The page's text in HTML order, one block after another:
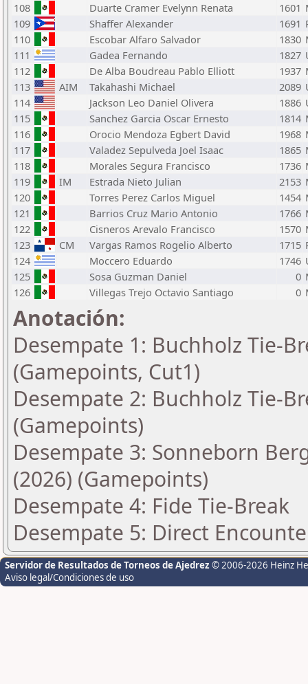
108
Duarte Cramer Evelynn Renata 1601
109
Shaffer Alexander 1691
110
Escobar Alfaro Salvador 1830
111
Gadea Fernando 1827
112
De Alba Boudreau Pablo Elliott 1937
113
AIM Takahashi Michael 2089
114
Jackson Leo Daniel Olivera 1886
115
Sanchez Garcia Oscar Ernesto 1814
116
Orocio Mendoza Egbert David 1968
117
Valadez Sepulveda Joel Isaac 1865
118
Morales Segura Francisco 1736
119
IM Estrada Nieto Julian 2153
120
Torres Perez Carlos Miguel 1454
121
Barrios Cruz Mario Antonio 1766
122
Cisneros Arevalo Francisco 1570
123
CM Vargas Ramos Rogelio Alberto 1715
124
Moccero Eduardo 1746
125
Sosa Guzman Daniel 0
126
Villegas Trejo Octavio Santiago 0
Anotación:
Desempate 1: Buchholz Tie-
(Gamepoints, Cut1)
Desempate 2: Buchholz Tie-
(Gamepoints)
Desempate 3: Sonneborn
(2026) (Gamepoints)
Desempate 4: Fide Tie-Break
Desempate 5: Direct
Servidor de Resultados de Torneos de Ajedrez © 2006-2026 Heinz
Aviso legal/Condiciones de uso